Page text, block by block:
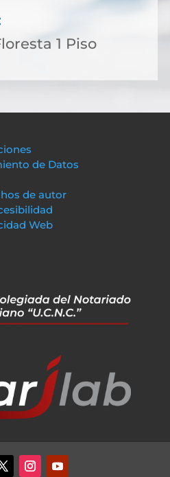
1 Piso
de Datos
de autor
Web